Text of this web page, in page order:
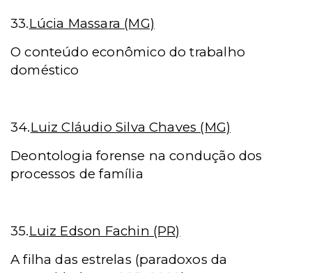
33.Lúcia Massara (MG)
O conteúdo econômico do trabalho
doméstico
34.Luiz Cláudio Silva Chaves (MG)
Deontologia forense na condução dos
processos de família
35.Luiz Edson Fachin (PR)
A filha das estrelas (paradoxos da